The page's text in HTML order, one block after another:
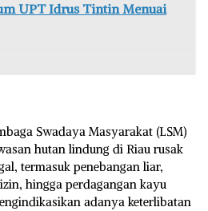
UPT Idrus Tintin Menuai
Swadaya Masyarakat (LSM)
hutan lindung di Riau rusak
termasuk penebangan liar,
hingga perdagangan kayu
adanya keterlibatan